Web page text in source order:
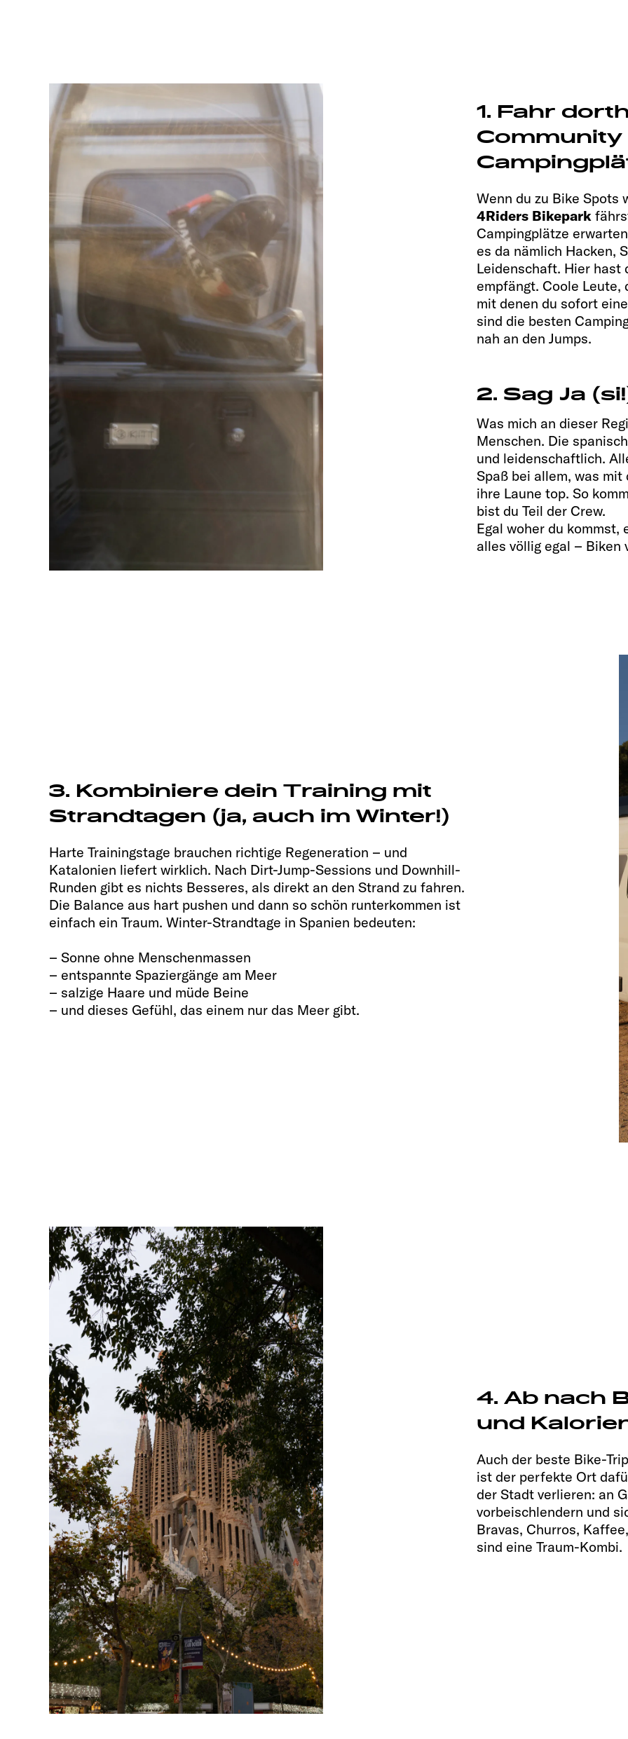
1. Fahr
Community
Wenn du zu Bike Spots
4Riders Bikepark
Campingplätze
es da nämlich Hacken,
Leidenschaft. Hier hast
empfängt. Coole Leute,
mit denen du sofort
sind die besten
nah an den Jumps.
2. Sag Ja
Was mich an dieser
Menschen. Die
und leidenschaftlich.
Spaß bei allem, was
ihre Laune top. So
bist du Teil der Crew.
Egal woher du kommst,
alles völlig egal – Biken
3. Kombiniere dein Training mit
Strandtagen (ja, auch im Winter!)
Harte Trainingstage brauchen richtige Regeneration – und
Katalonien liefert wirklich. Nach Dirt-Jump-Sessions und Downhill-
Runden gibt es nichts Besseres, als direkt an den Strand zu fahren.
Die Balance aus hart pushen und dann so schön runterkommen ist
einfach ein Traum. Winter-Strandtage in Spanien bedeuten:
– Sonne ohne Menschenmassen
– entspannte Spaziergänge am Meer
– salzige Haare und müde Beine
– und dieses Gefühl, das einem nur das Meer gibt.
4. Ab nach
und
Auch der beste Bike-
ist der perfekte Ort
der Stadt verlieren: an
vorbeischlendern und
Bravas, Churros,
sind eine Traum-Kombi.